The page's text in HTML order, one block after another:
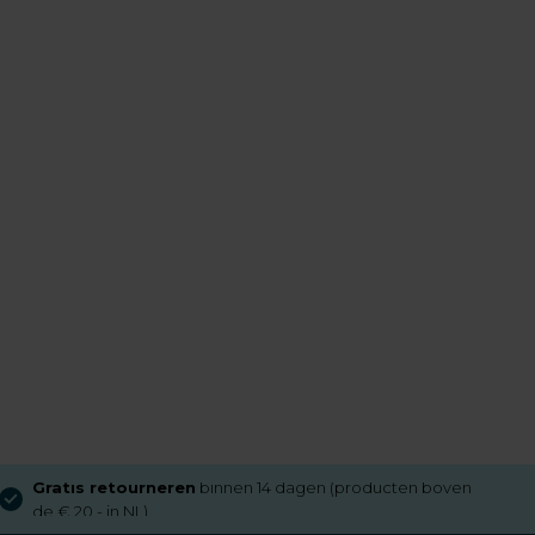
Gratis retourneren binnen 14 dagen (producten boven
de € 20,- in NL)